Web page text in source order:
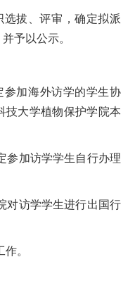
拔、评审，确定拟派
予以公示。
参加海外访学的学生协
技大学植物保护学院本
参加访学学生自行办理
对访学学生进行出国行
。